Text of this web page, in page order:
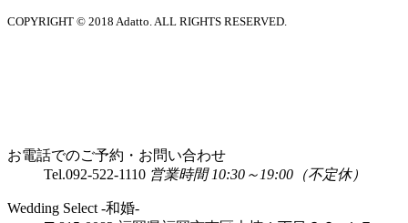
COPYRIGHT © 2018 Adatto. ALL RIGHTS RESERVED.
お電話でのご予約・お問い合わせ
Tel.092-522-1110 営業時間 10:30～19:00（不定休）
Wedding Select -和婚-